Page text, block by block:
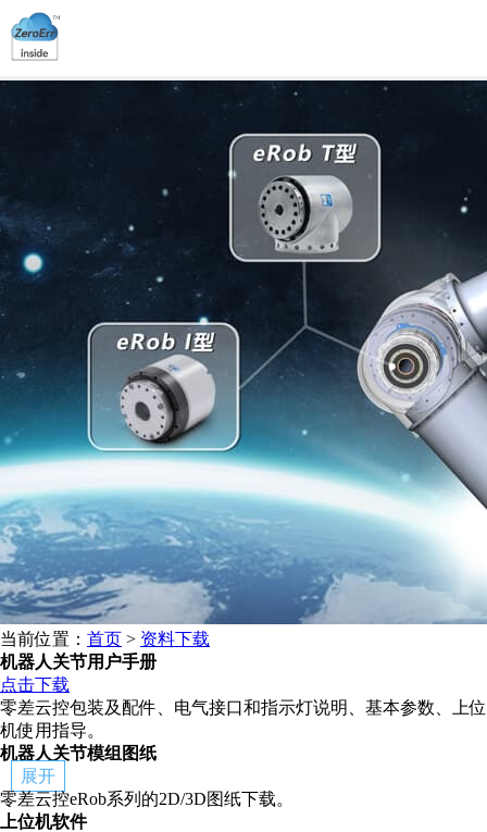
当前位置： 首页 > 资料下载
机器人关节用户手册
点击下载
零差云控包装及配件、电气接口和指示灯说明、基本参数、上位
机使用指导。
机器人关节模组图纸
展开
零差云控eRob系列的2D/3D图纸下载。
上位机软件